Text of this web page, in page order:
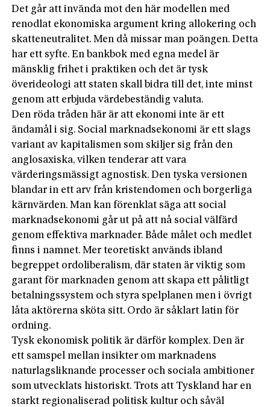
Det går att invända mot den här modellen med
renodlat ekonomiska argument kring allokering och
skatteneutralitet. Men då missar man poängen. Detta
har ett syfte. En bankbok med egna medel är
mänsklig frihet i praktiken och det är tysk
överideologi att staten skall bidra till det, inte minst
genom att erbjuda värdebeständig valuta.
Den röda tråden här är att ekonomi inte är ett
ändamål i sig. Social marknadsekonomi är ett slags
variant av kapitalismen som skiljer sig från den
anglosaxiska, vilken tenderar att vara
värderingsmässigt agnostisk. Den tyska versionen
blandar in ett arv från kristendomen och borgerliga
kärnvärden. Man kan förenklat säga att social
marknadsekonomi går ut på att nå social välfärd
genom effektiva marknader. Både målet och medlet
finns i namnet. Mer teoretiskt används ibland
begreppet ordoliberalism, där staten är viktig som
garant för marknaden genom att skapa ett pålitligt
betalningssystem och styra spelplanen men i övrigt
låta aktörerna sköta sitt. Ordo är såklart latin för
ordning.
Tysk ekonomisk politik är därför komplex. Den är
ett samspel mellan insikter om marknadens
naturlagsliknande processer och sociala ambitioner
som utvecklats historiskt. Trots att Tyskland har en
starkt regionaliserad politisk kultur och såväl